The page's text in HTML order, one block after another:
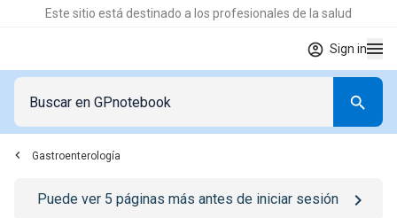
Este sitio está destinado a los profesionales de la salud
Sign in
Gastroenterología
Go to/iniciar-sesionpage
Puede ver 5 páginas más antes de iniciar sesión